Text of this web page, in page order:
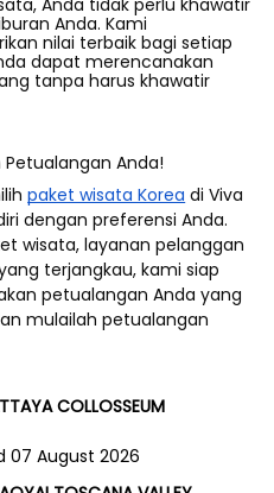
Anda. Kami
nilai terbaik bagi setiap
dapat merencanakan
tanpa harus khawatir
Petualangan Anda!
paket wisata Korea di Viva
dengan preferensi Anda.
wisata, layanan pelanggan
terjangkau, kami siap
petualangan Anda yang
mulailah petualangan
COLLOSSEUM
07 August 2026